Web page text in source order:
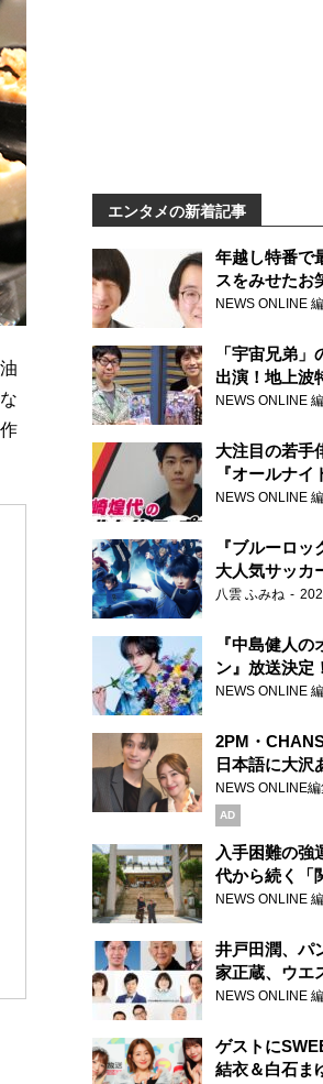
エンタメの新着記事
年越し特番で
スをみせたお
ケが満を持し
NEWS ONLINE
「宇宙兄弟
出演！地上波
オ 宇宙兄弟
NEWS ONLINE
大注目の若手
『オールナ
0(ZERO)』に
NEWS ONLINE
『ブルーロッ
大人気サッカ
映画に
八雲 ふみね
『中島健人
ン』放送決定！
NEWS ONLINE
2PM・
日本語に大沢
NEWS ONLINE
AD
入手困難の
代から続く「
ま」、芝大神
NEWS ONLINE
井戸田潤、パ
家正蔵、ウエ
場！『ラジオ
NEWS ONLINE
ゲストに
結衣＆白石ま